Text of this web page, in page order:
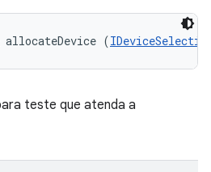
allocateDevice (
teste que atenda a